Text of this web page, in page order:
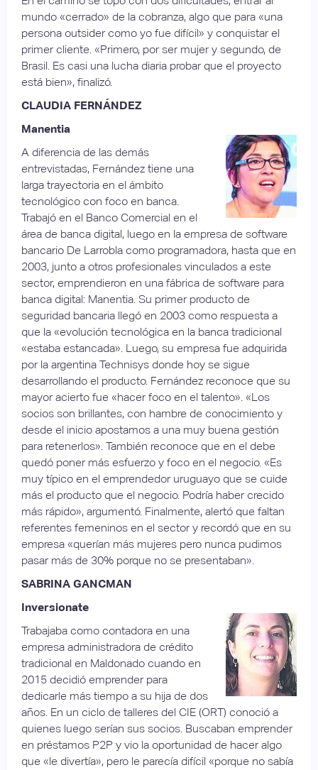
mundo «cerrado» de la cobranza, algo que para «una
persona outsider como yo fue difícil» y conquistar el
primer cliente. «Primero, por ser mujer y segundo, de
Brasil. Es casi una lucha diaria probar que el proyecto
está bien», finalizó.
CLAUDIA FERNÁNDEZ
Manentia
A diferencia de las demás
entrevistadas, Fernández tiene una
larga trayectoria en el ámbito
tecnológico con foco en banca.
Trabajó en el Banco Comercial en el
área de banca digital, luego en la empresa de software
bancario De Larrobla como programadora, hasta que en
2003, junto a otros profesionales vinculados a este
sector, emprendieron en una fábrica de software para
banca digital: Manentia. Su primer producto de
seguridad bancaria llegó en 2003 como respuesta a
que la «evolución tecnológica en la banca tradicional
«estaba estancada». Luego, su empresa fue adquirida
por la argentina Technisys donde hoy se sigue
desarrollando el producto. Fernández reconoce que su
mayor acierto fue «hacer foco en el talento». «Los
socios son brillantes, con hambre de conocimiento y
desde el inicio apostamos a una muy buena gestión
para retenerlos». También reconoce que en el debe
quedó poner más esfuerzo y foco en el negocio. «Es
muy típico en el emprendedor uruguayo que se cuide
más el producto que el negocio. Podría haber crecido
más rápido», argumentó. Finalmente, alertó que faltan
referentes femeninos en el sector y recordó que en su
empresa «querían más mujeres pero nunca pudimos
pasar más de 30% porque no se presentaban».
SABRINA GANCMAN
Inversionate
Trabajaba como contadora en una
empresa administradora de crédito
tradicional en Maldonado cuando en
2015 decidió emprender para
dedicarle más tiempo a su hija de dos
años. En un ciclo de talleres del CIE (ORT) conoció a
quienes luego serían sus socios. Buscaban emprender
en préstamos P2P y vio la oportunidad de hacer algo
que «le divertía», pero le parecía difícil «porque no sabía